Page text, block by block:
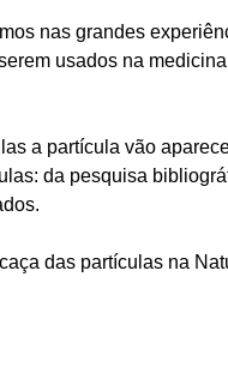
nas grandes
usados na
a partícula vão
da pesquisa
das partículas na